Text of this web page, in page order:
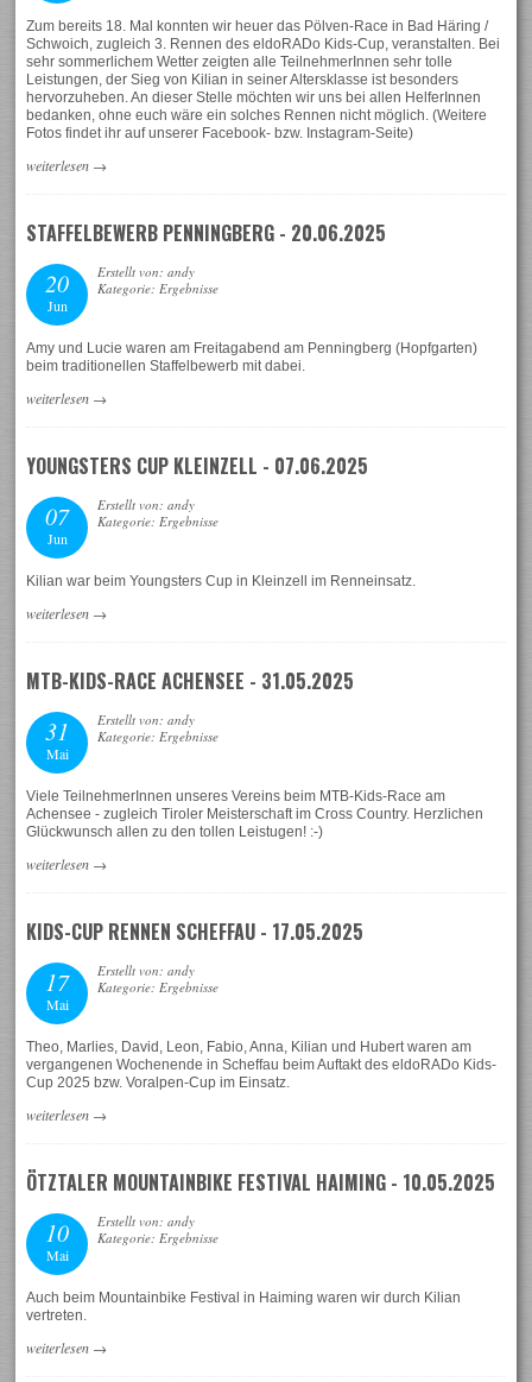
Zum bereits 18. Mal konnten wir heuer das Pölven-Race in Bad Häring /
Schwoich, zugleich 3. Rennen des eldoRADo Kids-Cup, veranstalten. Bei
sehr sommerlichem Wetter zeigten alle TeilnehmerInnen sehr tolle
Leistungen, der Sieg von Kilian in seiner Altersklasse ist besonders
hervorzuheben. An dieser Stelle möchten wir uns bei allen HelferInnen
bedanken, ohne euch wäre ein solches Rennen nicht möglich. (Weitere
Fotos findet ihr auf unserer Facebook- bzw. Instagram-Seite)
weiterlesen →
STAFFELBEWERB PENNINGBERG - 20.06.2025
20
Jun
Erstellt von: andy
Kategorie: Ergebnisse
Amy und Lucie waren am Freitagabend am Penningberg (Hopfgarten)
beim traditionellen Staffelbewerb mit dabei.
weiterlesen →
YOUNGSTERS CUP KLEINZELL - 07.06.2025
07
Jun
Erstellt von: andy
Kategorie: Ergebnisse
Kilian war beim Youngsters Cup in Kleinzell im Renneinsatz.
weiterlesen →
MTB-KIDS-RACE ACHENSEE - 31.05.2025
31
Mai
Erstellt von: andy
Kategorie: Ergebnisse
Viele TeilnehmerInnen unseres Vereins beim MTB-Kids-Race am
Achensee - zugleich Tiroler Meisterschaft im Cross Country. Herzlichen
Glückwunsch allen zu den tollen Leistugen! :-)
weiterlesen →
KIDS-CUP RENNEN SCHEFFAU - 17.05.2025
17
Mai
Erstellt von: andy
Kategorie: Ergebnisse
Theo, Marlies, David, Leon, Fabio, Anna, Kilian und Hubert waren am
vergangenen Wochenende in Scheffau beim Auftakt des eldoRADo Kids-
Cup 2025 bzw. Voralpen-Cup im Einsatz.
weiterlesen →
ÖTZTALER MOUNTAINBIKE FESTIVAL HAIMING - 10.05.2025
10
Mai
Erstellt von: andy
Kategorie: Ergebnisse
Auch beim Mountainbike Festival in Haiming waren wir durch Kilian
vertreten.
weiterlesen →